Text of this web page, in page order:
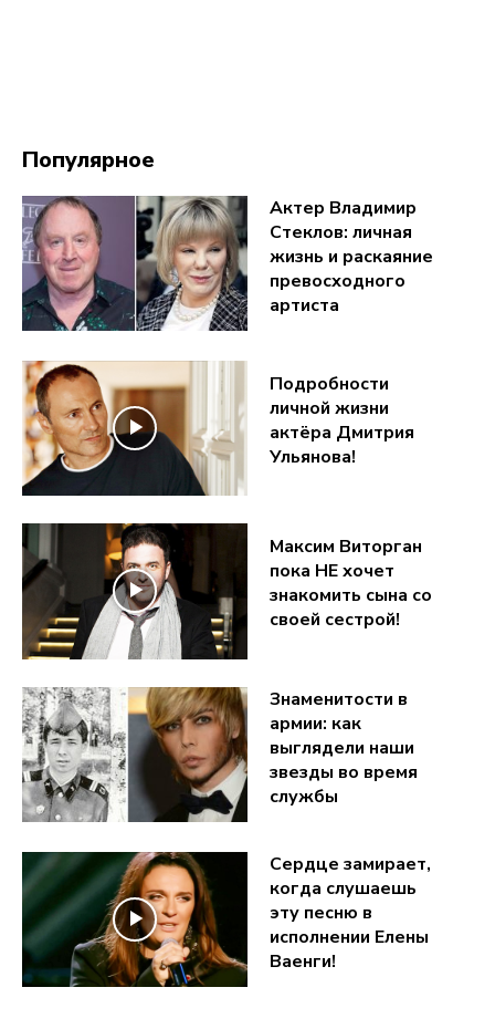
Популярное
Актер Владимир
Стеклов: личная
жизнь и раскаяние
превосходного
артиста
Подробности
личной жизни
актёра Дмитрия
Ульянова!
Максим Виторган
пока НЕ хочет
знакомить сына со
своей сестрой!
Знаменитости в
армии: как
выглядели наши
звезды во время
службы
Сердце замирает,
когда слушаешь
эту песню в
исполнении Елены
Ваенги!